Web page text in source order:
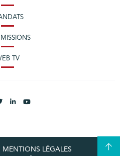
TV
MENTIONS LÉGALES